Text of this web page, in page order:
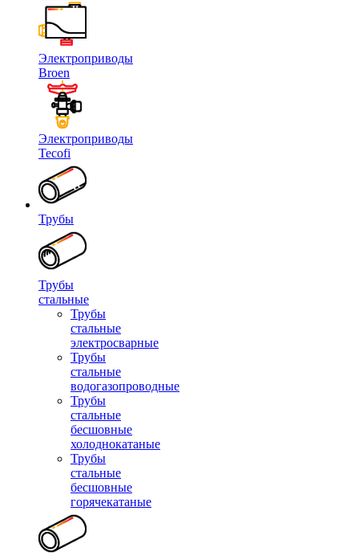
Электроприводы
Broen
Электроприводы
Tecofi
Трубы
Трубы
стальные
Трубы
стальные
электросварные
Трубы
стальные
водогазопроводные
Трубы
стальные
бесшовные
холоднокатаные
Трубы
стальные
бесшовные
горячекатаные